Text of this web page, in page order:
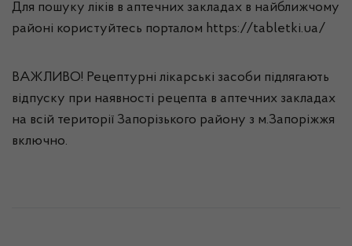
Для пошуку ліків в аптечних закладах в найближчому
районі користуйтесь порталом https://tabletki.ua/
ВАЖЛИВО! Рецептурні лікарські засоби підлягають
відпуску при наявності рецепта в аптечних закладах
на всій території Запорізького району з м.Запоріжжя
включно.